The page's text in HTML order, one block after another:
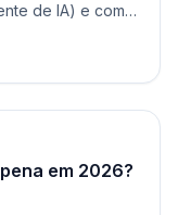
de IA) e como
em 2026?